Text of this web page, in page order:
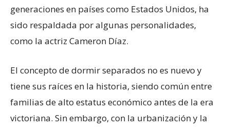
generaciones en países como Estados Unidos, ha
sido respaldada por algunas personalidades,
como la actriz Cameron Díaz.
El concepto de dormir separados no es nuevo y
tiene sus raíces en la historia, siendo común entre
familias de alto estatus económico antes de la era
victoriana. Sin embargo, con la urbanización y la